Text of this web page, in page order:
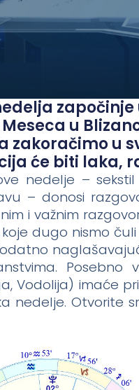
u
zakoračimo u
će biti laka,
nedelje –
– donosi
i važnim
dugo nismo
Vodolija) imaće
nedelje. Otvorite